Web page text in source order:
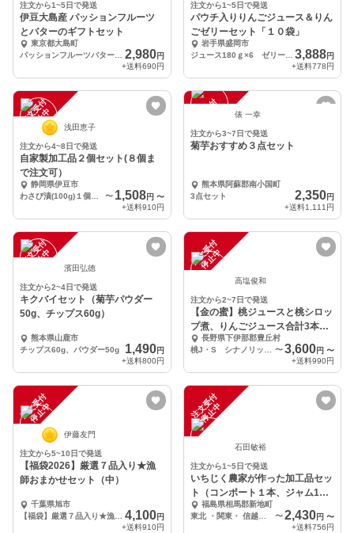
注文から1~5日で発送
伊豆大島産 パッションフルーツ
とバターのギフトセット
東京都大島町
2,980円
+送料690円
注文から1~5日で発送
パウチ入りりんごジュース＆りん
ごゼリーセット「１０袋」
岩手県盛岡市
ジュース180ｇ×6 ゼリー110ｇ×2 120ｇ×2
3,888円
+送料778円
注
文
受
付
停
止
中 浅田恵子
注文から4~8日で発送
自家製加工品２個セット(８個ま
で注文可）
静岡県伊豆市
〜 1,508円 〜
+送料910円
注
文
受
付
停
止 俵 一幸
注文から3~7日で発送
菊芋おすすめ３点セット
熊本県阿蘇郡南小国町
3点セット
2,350円
+送料1,111円
注
文
受
付
停
止
中 濱田弘徳
注文から2~4日で発送
キクバイセット（菊芋パウダー
50g、チップス60g）
熊本県山鹿市
チップス60g、パウダー50g
1,490円
+送料800円
注
文
受
付
停
止
中
高塩俊和
注文から2~7日で発送
【金の蜜】桃ジュースと桃シロッ
プ煮、りんごジュース合計3本セ
ット！！
長野県下伊那郡豊丘村
〜3,600円 〜
+送料990円
注
文
受
付
停
止
中
伊藤友門
注文から5~10日で発送
【福袋2026】厳選７品入り★漁
師おまかせセット（中）
千葉県旭市
4,100円
+送料910円
注
文
受
付
停
止
中
石田敏裕
注文から1~5日で発送
いちじく農家が作った加工品セッ
ト（コンポート１本、ジャム1
本、セミドライ１袋）
福島県相馬郡新地町
東北 ・関東・ 信越・ 中部・ 北陸 ・・・ 送料 756円
〜2,430円 〜
+送料756円